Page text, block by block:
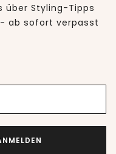
über Styling-Tipps
ab sofort verpasst